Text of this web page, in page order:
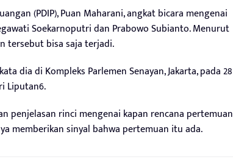
(PDIP), Puan Maharani, angkat bicara mengenai
Soekarnoputri dan Prabowo Subianto. Menurut
tersebut bisa saja terjadi.
dia di Kompleks Parlemen Senayan, Jakarta, pada 28
Liputan6.
penjelasan rinci mengenai kapan rencana pertemuan
memberikan sinyal bahwa pertemuan itu ada.